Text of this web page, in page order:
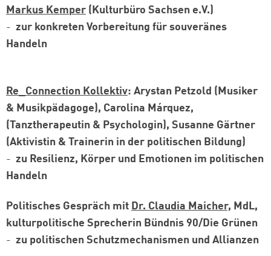
Markus Kemper (Kulturbüro Sachsen e.V.)
- zur konkreten Vorbereitung für souveränes
Handeln
Re_Connection Kollektiv: Arystan Petzold (Musiker
& Musikpädagoge), Carolina Márquez,
(Tanztherapeutin & Psychologin), Susanne Gärtner
(Aktivistin & Trainerin in der politischen Bildung)
- zu Resilienz, Körper und Emotionen im politischen
Handeln
Politisches Gespräch mit Dr. Claudia Maicher, MdL,
kulturpolitische Sprecherin Bündnis 90/Die Grünen
- zu politischen Schutzmechanismen und Allianzen